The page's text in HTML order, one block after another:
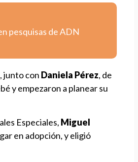
pesquisas de ADN
junto con Daniela Pérez, de
y empezaron a planear su
Especiales, Miguel
en adopción, y eligió